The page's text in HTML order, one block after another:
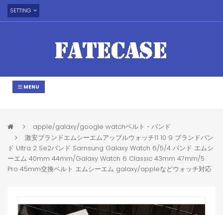
SETTING
MENU
apple/galaxy/google watchベルト・バンド
激安ブランドエムシーエムアップルウォッチ11 10 9 ブランドバン
ド Ultra 2 Se2バンド Samsung Galaxy Watch 6/5/4 バンド エムシ
ーエム 40mm 44mm/Galaxy Watch 6 Classic 43mm 47mm/5
Pro 45mm交換ベルト エムシーエム galaxy/appleなどウォッチ対応